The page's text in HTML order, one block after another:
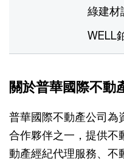
綠建材
WELL
關於普華國際不動
普華國際不動產公司為
合作夥伴之一，提供不
動產經紀代理服務、不